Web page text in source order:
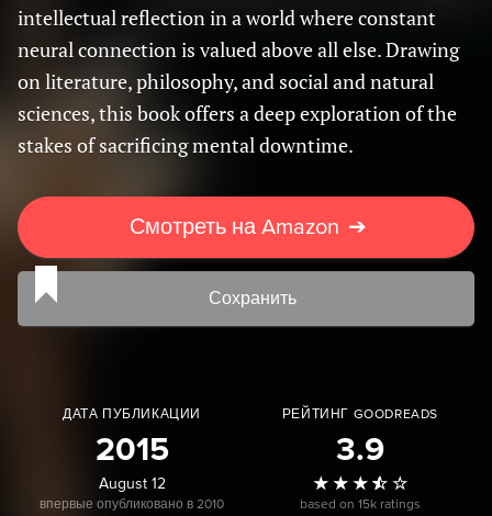
intellectual reflection in a world where constant
neural connection is valued above all else. Drawing
on literature, philosophy, and social and natural
sciences, this book offers a deep exploration of the
stakes of sacrificing mental downtime.
Смотреть на Amazon ➔
Сохранить
ДАТА ПУБЛИКАЦИИ
2015
August 12
впервые опубликовано в 2010
РЕЙТИНГ GOODREADS
3.9
based on 15k ratings